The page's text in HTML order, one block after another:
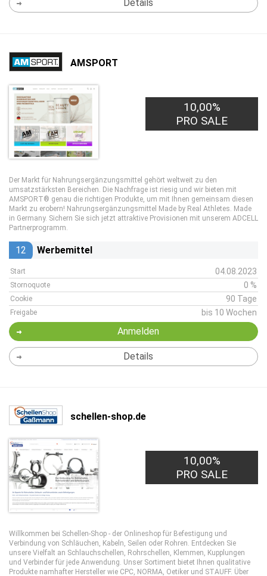
Details
AMSPORT
10,00%
PRO SALE
Der Markt für Nahrungsergänzungsmittel gehört weltweit zu den
umsatzstärksten Bereichen. Die Nachfrage ist riesig und wir bieten mit
AMSPORT® genau die richtigen Produkte, um mit Ihnen gemeinsam diesen
Markt zu erobern! Nahrungsergänzungsmittel Made by Real Athletes. Made
in Germany. Sichern Sie sich jetzt attraktive Provisionen mit unserem ADCELL
Partnerprogramm.
12 Werbemittel
Start 04.08.2023
Stornoquote 0 %
Cookie 90 Tage
Freigabe bis 10 Wochen
Anmelden
Details
schellen-shop.de
10,00%
PRO SALE
Willkommen bei Schellen-Shop - der Onlineshop für Befestigung und
Verbindung von Schläuchen, Kabeln, Seilen oder Rohren. Entdecken Sie
unsere Vielfalt an Schlauchschellen, Rohrschellen, Klemmen, Kupplungen
und Verbinder für jede Anwendung. Unser Sortiment bietet Ihnen qualitative
Produkte namhafter Hersteller wie CPC, NORMA, Oetiker und STAUFF. Über